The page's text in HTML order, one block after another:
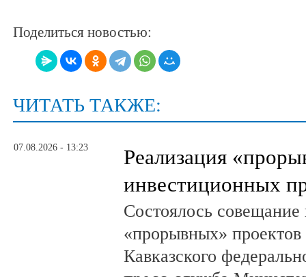
Поделиться новостью:
ЧИТАТЬ ТАКЖЕ:
07.08.2026 - 13:23
Реализация
инвестиционных
Состоялось
«прорывных» проектов
Кавказского